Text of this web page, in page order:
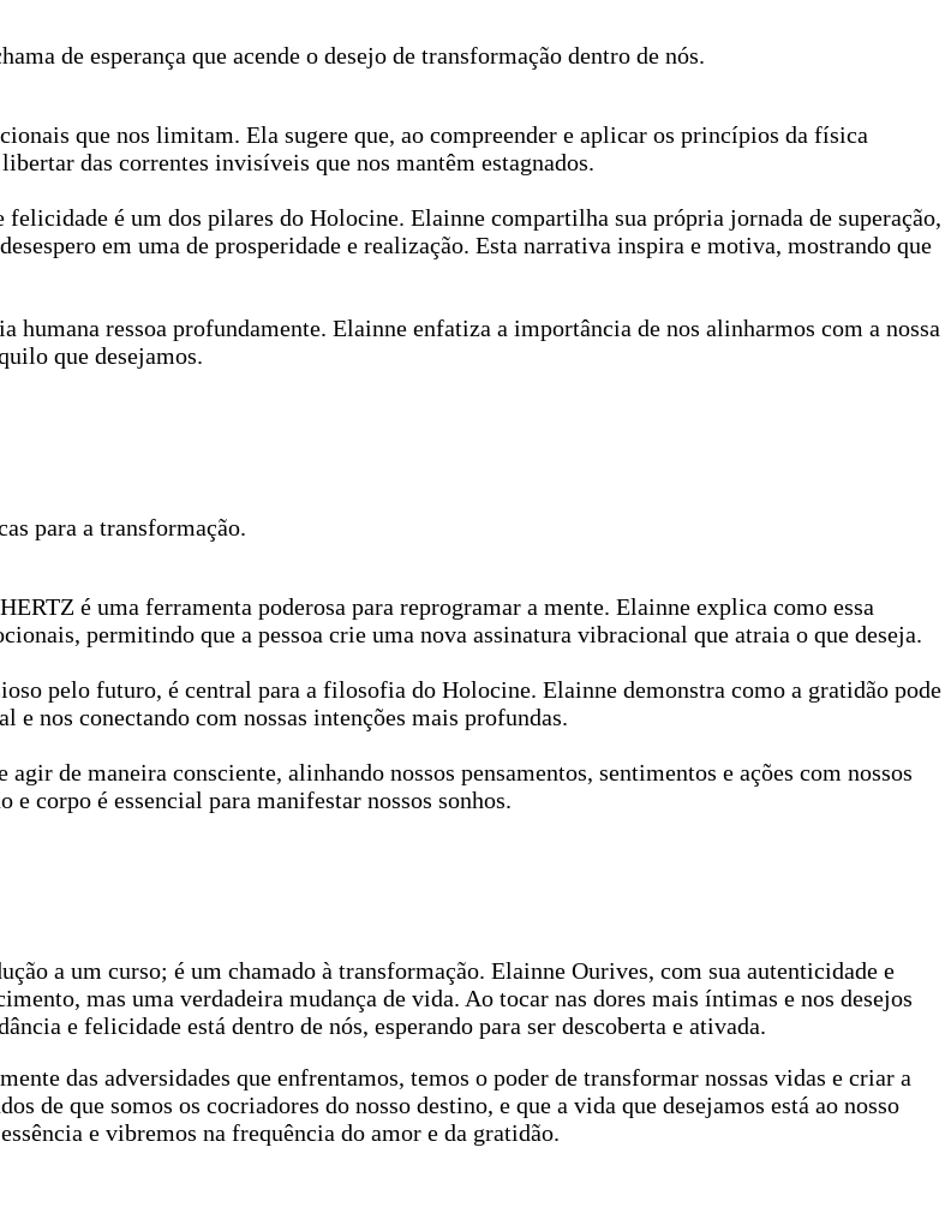
de esperança que acende o desejo de transformação dentro de nós.
que nos limitam. Ela sugere que, ao compreender e aplicar os princípios da física
das correntes invisíveis que nos mantêm estagnados.
felicidade é um dos pilares do Holocine. Elainne compartilha sua própria jornada de superação,
em uma de prosperidade e realização. Esta narrativa inspira e motiva, mostrando que
humana ressoa profundamente. Elainne enfatiza a importância de nos alinharmos com a nossa
que desejamos.
para a transformação.
é uma ferramenta poderosa para reprogramar a mente. Elainne explica como essa
permitindo que a pessoa crie uma nova assinatura vibracional que atraia o que deseja.
pelo futuro, é central para a filosofia do Holocine. Elainne demonstra como a gratidão pode
e nos conectando com nossas intenções mais profundas.
de maneira consciente, alinhando nossos pensamentos, sentimentos e ações com nossos
corpo é essencial para manifestar nossos sonhos.
a um curso; é um chamado à transformação. Elainne Ourives, com sua autenticidade e
mas uma verdadeira mudança de vida. Ao tocar nas dores mais íntimas e nos desejos
e felicidade está dentro de nós, esperando para ser descoberta e ativada.
das adversidades que enfrentamos, temos o poder de transformar nossas vidas e criar a
de que somos os cocriadores do nosso destino, e que a vida que desejamos está ao nosso
e vibremos na frequência do amor e da gratidão.